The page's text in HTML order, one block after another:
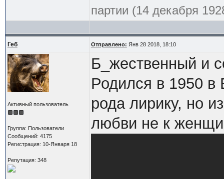
партии (14 декабря
Геб Отправлено: Янв 28 2018, 18:10
Активный пользователь
Группа: Пользователи
Сообщений: 4175
Регистрация: 10-Января 18
Репутация: 348
Б_жественный и
Родился в 1950 в
рода лирику, но
любви не к